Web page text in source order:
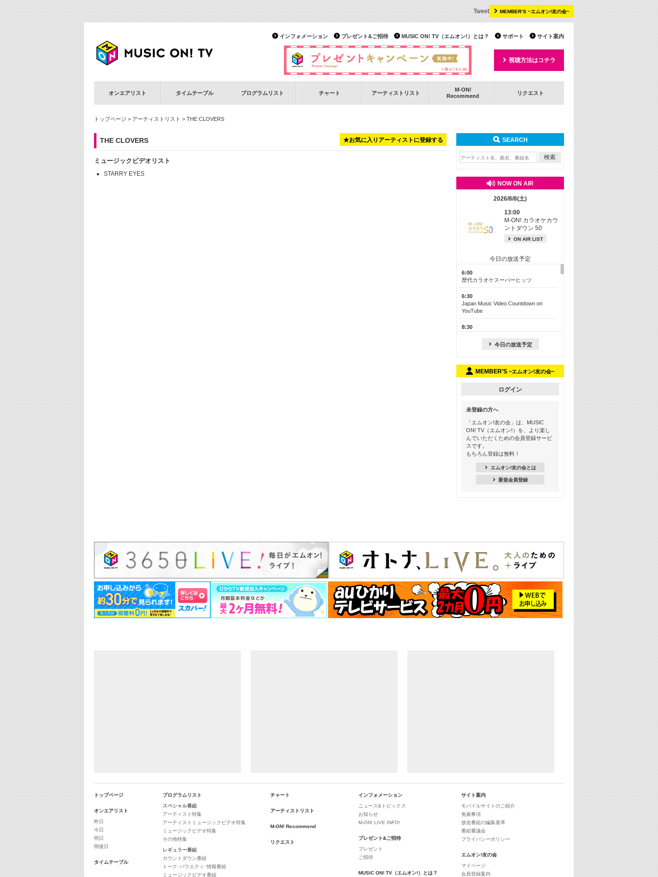
MEMBER’S ~エムオン!友の会~
Tweet
サイト案内
サポート
MUSIC ON! TV（エムオン!）とは？
プレゼント&ご招待
インフォメーション
視聴方法はコチラ
オンエアリスト タイムテーブル プログラムリスト チャート アーティストリスト
M-ON!
Recommend
リクエスト
トップページ > アーティストリスト > THE CLOVERS
★お気に入りアーティストに登録する
THE CLOVERS
ミュージックビデオリスト
STARRY EYES
SEARCH
NOW ON AIR
2026/8/8(土)
13:00
M-ON! カラオケカウ
ントダウン 50
ON AIR LIST
今日の放送予定
6:00
歴代カラオケスーパーヒッツ
6:30
Japan Music Video Countdown on
YouTube
8:30
M-ON! カラオケカウントダウン 50
Official髭男dism特集
よりぬき! この夏聴きたい! サマーソン
グメドレー【歌詞入り】
21:00
季節を感じよう! シーズンソング特集
-8月編-【歌詞入り】
ージックビデオ特集
24:00
K-POP 第3世代特集
K-POP 第4世代特集
25:00
あのころヒッツ! 一挙5時間！
2021→2025年
今日の放送予定
MEMBER’S ~エムオン!友の会~
ログイン
未登録の方へ
「エムオン!友の会」は、MUSIC
ON! TV（エムオン!）を、より楽し
んでいただくための会員登録サービ
スです。
もちろん登録は無料！
エムオン!友の会とは
新規会員登録
トップページ
オンエアリスト
昨日
今日
明日
明後日
タイムテーブル
プログラムリスト
スペシャル番組
アーティスト特集
アーティストミュージックビデオ特集
ミュージックビデオ特集
その他特集
レギュラー番組
カウントダウン番組
トーク･バラエティ･情報番組
ミュージックビデオ番組
チャート
アーティストリスト
M-ON! Recommend
リクエスト
インフォメーション
ニュース&トピックス
お知らせ
M-ON! LIVE INFO!
プレゼント&ご招待
プレゼント
ご招待
MUSIC ON! TV（エムオン!）とは？
サイト案内
モバイルサイトのご紹介
免責事項
放送番組の編集基準
番組審議会
プライバシーポリシー
エムオン!友の会
マイページ
会員登録案内